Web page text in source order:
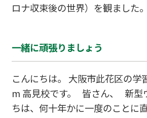
ロナ収束後の世界）を観ました
しんどくなりそうな国もあるそ
義や透明性が少し大変に、など
フランス人が、 「人生を、ポジ
に」と言われ、加えて、 「これ
が、今こそ利他主義（Altruism
一緒に頑張りましょう
こんにちは。 大阪市此花区の学
m 高見校です。 皆さん、 新型
ちは、何十年かに一度のことに